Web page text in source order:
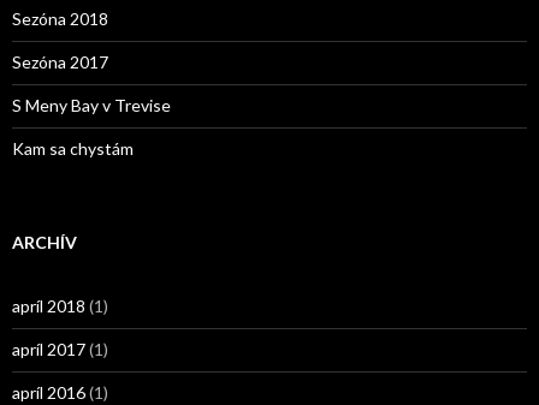
Sezóna 2018
Sezóna 2017
S Meny Bay v Trevise
Kam sa chystám
ARCHÍV
apríl 2018 (1)
apríl 2017(1)
apríl 2016(1)